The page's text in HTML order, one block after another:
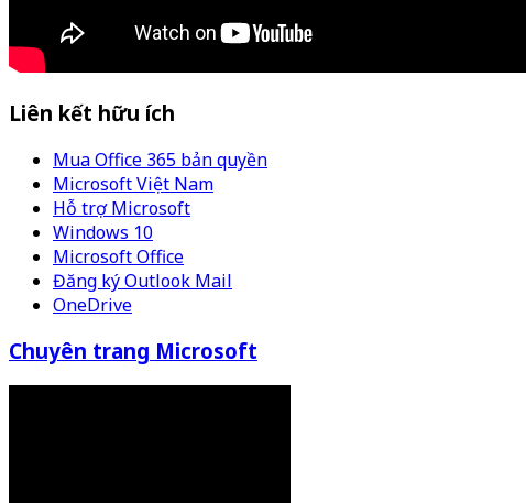
Liên kết hữu ích
Mua Office 365 bản quyền
Microsoft Việt Nam
Hỗ trợ Microsoft
Windows 10
Microsoft Office
Đăng ký Outlook Mail
OneDrive
Chuyên trang Microsoft